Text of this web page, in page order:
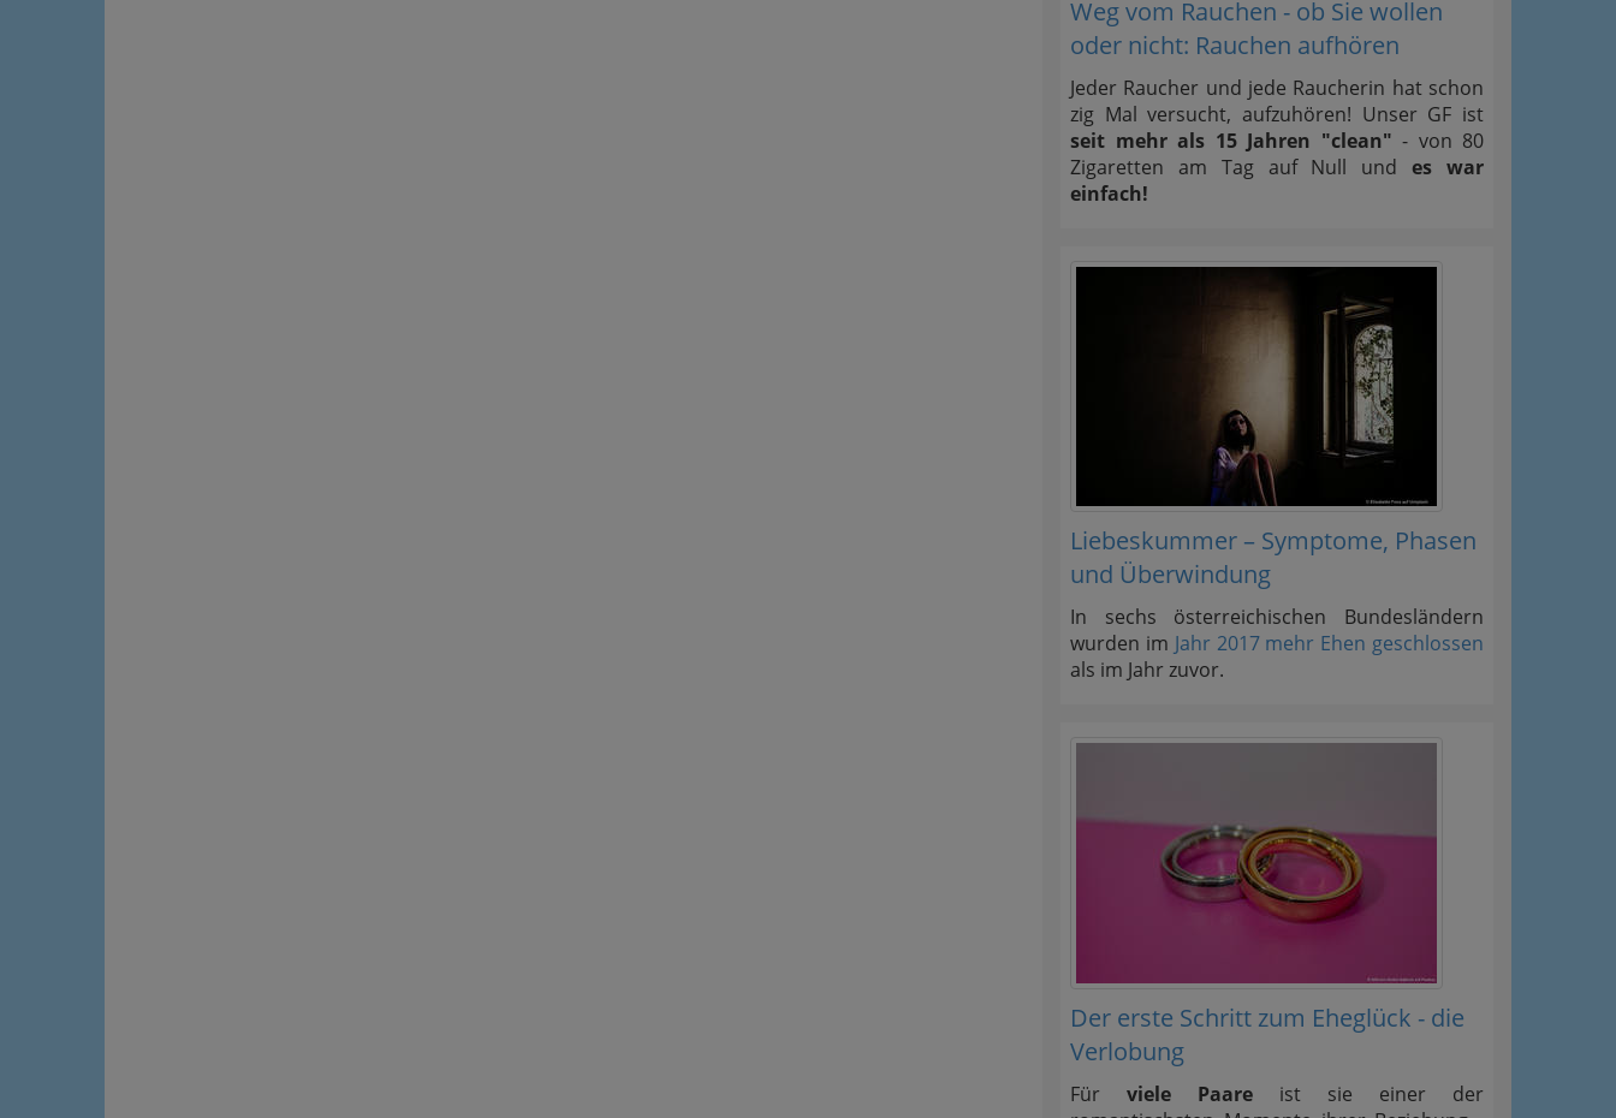
Weg vom Rauchen - ob Sie wollen
oder nicht: Rauchen aufhören
Jeder Raucher und jede Raucherin hat schon
zig Mal versucht, aufzuhören! Unser GF ist
seit mehr als 15 Jahren "clean" - von 80
Zigaretten am Tag auf Null undes war
einfach!
Liebeskummer – Symptome, Phasen
und Überwindung
In sechs österreichischen Bundesländern
wurden im Jahr 2017 mehr Ehen geschlossen
als im Jahr zuvor.
Der erste Schritt zum Eheglück - die
Verlobung
Für viele Paare ist sie einer der